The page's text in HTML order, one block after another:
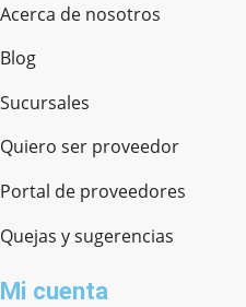
Acerca de nosotros
Blog
Sucursales
Quiero ser proveedor
Portal de proveedores
Quejas y sugerencias
Mi cuenta